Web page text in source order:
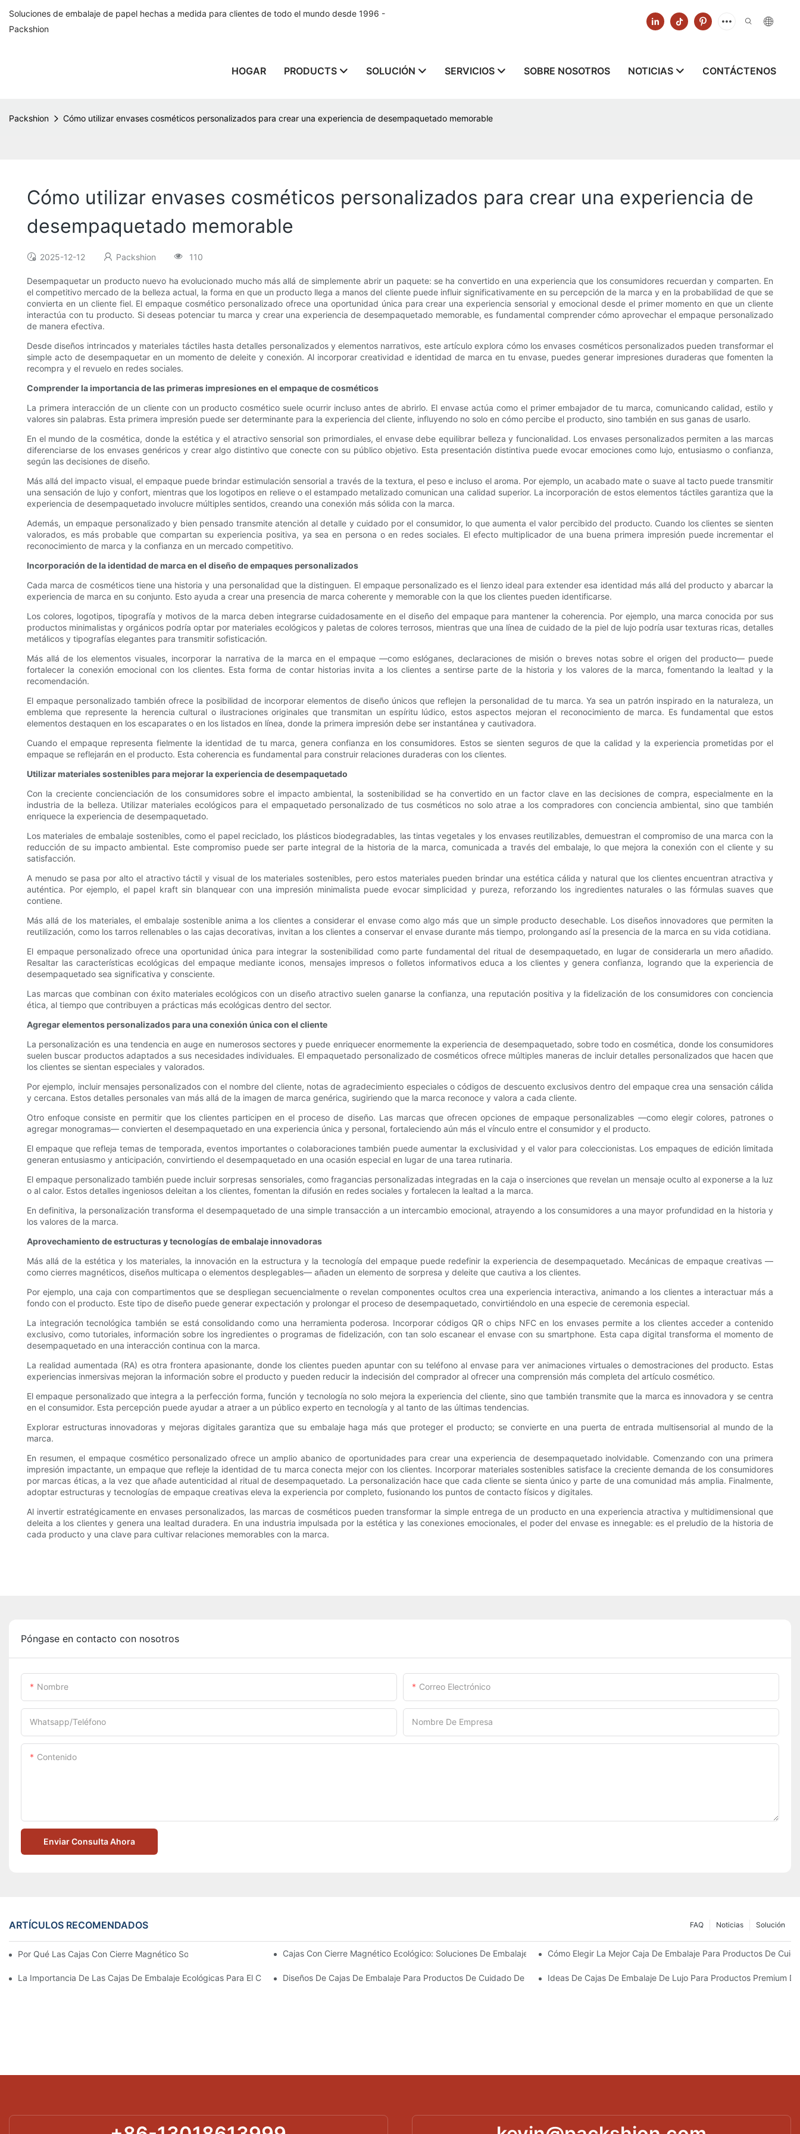
Soluciones de embalaje de papel hechas a medida para clientes de todo el mundo desde 1996 -
Packshion
HOGAR PRODUCTS SOLUCIÓN SERVICIOS SOBRE NOSOTROS NOTICIAS CONTÁCTENOS
Packshion Cómo utilizar envases cosméticos personalizados para crear una experiencia de desempaquetado memorable
Cómo utilizar envases cosméticos personalizados para crear una experiencia de
desempaquetado memorable
2025-12-12 Packshion 110
Desempaquetar un producto nuevo ha evolucionado mucho más allá de simplemente abrir un paquete: se ha convertido en una experiencia que los consumidores recuerdan y comparten. En
el competitivo mercado de la belleza actual, la forma en que un producto llega a manos del cliente puede influir significativamente en su percepción de la marca y en la probabilidad de que se
convierta en un cliente fiel. El empaque cosmético personalizado ofrece una oportunidad única para crear una experiencia sensorial y emocional desde el primer momento en que un cliente
interactúa con tu producto. Si deseas potenciar tu marca y crear una experiencia de desempaquetado memorable, es fundamental comprender cómo aprovechar el empaque personalizado
de manera efectiva.
Desde diseños intrincados y materiales táctiles hasta detalles personalizados y elementos narrativos, este artículo explora cómo los envases cosméticos personalizados pueden transformar el
simple acto de desempaquetar en un momento de deleite y conexión. Al incorporar creatividad e identidad de marca en tu envase, puedes generar impresiones duraderas que fomenten la
recompra y el revuelo en redes sociales.
Comprender la importancia de las primeras impresiones en el empaque de cosméticos
La primera interacción de un cliente con un producto cosmético suele ocurrir incluso antes de abrirlo. El envase actúa como el primer embajador de tu marca, comunicando calidad, estilo y
valores sin palabras. Esta primera impresión puede ser determinante para la experiencia del cliente, influyendo no solo en cómo percibe el producto, sino también en sus ganas de usarlo.
En el mundo de la cosmética, donde la estética y el atractivo sensorial son primordiales, el envase debe equilibrar belleza y funcionalidad. Los envases personalizados permiten a las marcas
diferenciarse de los envases genéricos y crear algo distintivo que conecte con su público objetivo. Esta presentación distintiva puede evocar emociones como lujo, entusiasmo o confianza,
según las decisiones de diseño.
Más allá del impacto visual, el empaque puede brindar estimulación sensorial a través de la textura, el peso e incluso el aroma. Por ejemplo, un acabado mate o suave al tacto puede transmitir
una sensación de lujo y confort, mientras que los logotipos en relieve o el estampado metalizado comunican una calidad superior. La incorporación de estos elementos táctiles garantiza que la
experiencia de desempaquetado involucre múltiples sentidos, creando una conexión más sólida con la marca.
Además, un empaque personalizado y bien pensado transmite atención al detalle y cuidado por el consumidor, lo que aumenta el valor percibido del producto. Cuando los clientes se sienten
valorados, es más probable que compartan su experiencia positiva, ya sea en persona o en redes sociales. El efecto multiplicador de una buena primera impresión puede incrementar el
reconocimiento de marca y la confianza en un mercado competitivo.
Incorporación de la identidad de marca en el diseño de empaques personalizados
Cada marca de cosméticos tiene una historia y una personalidad que la distinguen. El empaque personalizado es el lienzo ideal para extender esa identidad más allá del producto y abarcar la
experiencia de marca en su conjunto. Esto ayuda a crear una presencia de marca coherente y memorable con la que los clientes pueden identificarse.
Los colores, logotipos, tipografía y motivos de la marca deben integrarse cuidadosamente en el diseño del empaque para mantener la coherencia. Por ejemplo, una marca conocida por sus
productos minimalistas y orgánicos podría optar por materiales ecológicos y paletas de colores terrosos, mientras que una línea de cuidado de la piel de lujo podría usar texturas ricas, detalles
metálicos y tipografías elegantes para transmitir sofisticación.
Más allá de los elementos visuales, incorporar la narrativa de la marca en el empaque —como eslóganes, declaraciones de misión o breves notas sobre el origen del producto— puede
fortalecer la conexión emocional con los clientes. Esta forma de contar historias invita a los clientes a sentirse parte de la historia y los valores de la marca, fomentando la lealtad y la
recomendación.
El empaque personalizado también ofrece la posibilidad de incorporar elementos de diseño únicos que reflejen la personalidad de tu marca. Ya sea un patrón inspirado en la naturaleza, un
emblema que represente la herencia cultural o ilustraciones originales que transmitan un espíritu lúdico, estos aspectos mejoran el reconocimiento de marca. Es fundamental que estos
elementos destaquen en los escaparates o en los listados en línea, donde la primera impresión debe ser instantánea y cautivadora.
Cuando el empaque representa fielmente la identidad de tu marca, genera confianza en los consumidores. Estos se sienten seguros de que la calidad y la experiencia prometidas por el
empaque se reflejarán en el producto. Esta coherencia es fundamental para construir relaciones duraderas con los clientes.
Utilizar materiales sostenibles para mejorar la experiencia de desempaquetado
Con la creciente concienciación de los consumidores sobre el impacto ambiental, la sostenibilidad se ha convertido en un factor clave en las decisiones de compra, especialmente en la
industria de la belleza. Utilizar materiales ecológicos para el empaquetado personalizado de tus cosméticos no solo atrae a los compradores con conciencia ambiental, sino que también
enriquece la experiencia de desempaquetado.
Los materiales de embalaje sostenibles, como el papel reciclado, los plásticos biodegradables, las tintas vegetales y los envases reutilizables, demuestran el compromiso de una marca con la
reducción de su impacto ambiental. Este compromiso puede ser parte integral de la historia de la marca, comunicada a través del embalaje, lo que mejora la conexión con el cliente y su
satisfacción.
A menudo se pasa por alto el atractivo táctil y visual de los materiales sostenibles, pero estos materiales pueden brindar una estética cálida y natural que los clientes encuentran atractiva y
auténtica. Por ejemplo, el papel kraft sin blanquear con una impresión minimalista puede evocar simplicidad y pureza, reforzando los ingredientes naturales o las fórmulas suaves que
contiene.
Más allá de los materiales, el embalaje sostenible anima a los clientes a considerar el envase como algo más que un simple producto desechable. Los diseños innovadores que permiten la
reutilización, como los tarros rellenables o las cajas decorativas, invitan a los clientes a conservar el envase durante más tiempo, prolongando así la presencia de la marca en su vida cotidiana.
El empaque personalizado ofrece una oportunidad única para integrar la sostenibilidad como parte fundamental del ritual de desempaquetado, en lugar de considerarla un mero añadido.
Resaltar las características ecológicas del empaque mediante iconos, mensajes impresos o folletos informativos educa a los clientes y genera confianza, logrando que la experiencia de
desempaquetado sea significativa y consciente.
Las marcas que combinan con éxito materiales ecológicos con un diseño atractivo suelen ganarse la confianza, una reputación positiva y la fidelización de los consumidores con conciencia
ética, al tiempo que contribuyen a prácticas más ecológicas dentro del sector.
Agregar elementos personalizados para una conexión única con el cliente
La personalización es una tendencia en auge en numerosos sectores y puede enriquecer enormemente la experiencia de desempaquetado, sobre todo en cosmética, donde los consumidores
suelen buscar productos adaptados a sus necesidades individuales. El empaquetado personalizado de cosméticos ofrece múltiples maneras de incluir detalles personalizados que hacen que
los clientes se sientan especiales y valorados.
Por ejemplo, incluir mensajes personalizados con el nombre del cliente, notas de agradecimiento especiales o códigos de descuento exclusivos dentro del empaque crea una sensación cálida
y cercana. Estos detalles personales van más allá de la imagen de marca genérica, sugiriendo que la marca reconoce y valora a cada cliente.
Otro enfoque consiste en permitir que los clientes participen en el proceso de diseño. Las marcas que ofrecen opciones de empaque personalizables —como elegir colores, patrones o
agregar monogramas— convierten el desempaquetado en una experiencia única y personal, fortaleciendo aún más el vínculo entre el consumidor y el producto.
El empaque que refleja temas de temporada, eventos importantes o colaboraciones también puede aumentar la exclusividad y el valor para coleccionistas. Los empaques de edición limitada
generan entusiasmo y anticipación, convirtiendo el desempaquetado en una ocasión especial en lugar de una tarea rutinaria.
El empaque personalizado también puede incluir sorpresas sensoriales, como fragancias personalizadas integradas en la caja o inserciones que revelan un mensaje oculto al exponerse a la luz
o al calor. Estos detalles ingeniosos deleitan a los clientes, fomentan la difusión en redes sociales y fortalecen la lealtad a la marca.
En definitiva, la personalización transforma el desempaquetado de una simple transacción a un intercambio emocional, atrayendo a los consumidores a una mayor profundidad en la historia y
los valores de la marca.
Aprovechamiento de estructuras y tecnologías de embalaje innovadoras
Más allá de la estética y los materiales, la innovación en la estructura y la tecnología del empaque puede redefinir la experiencia de desempaquetado. Mecánicas de empaque creativas —
como cierres magnéticos, diseños multicapa o elementos desplegables— añaden un elemento de sorpresa y deleite que cautiva a los clientes.
Por ejemplo, una caja con compartimentos que se despliegan secuencialmente o revelan componentes ocultos crea una experiencia interactiva, animando a los clientes a interactuar más a
fondo con el producto. Este tipo de diseño puede generar expectación y prolongar el proceso de desempaquetado, convirtiéndolo en una especie de ceremonia especial.
La integración tecnológica también se está consolidando como una herramienta poderosa. Incorporar códigos QR o chips NFC en los envases permite a los clientes acceder a contenido
exclusivo, como tutoriales, información sobre los ingredientes o programas de fidelización, con tan solo escanear el envase con su smartphone. Esta capa digital transforma el momento de
desempaquetado en una interacción continua con la marca.
La realidad aumentada (RA) es otra frontera apasionante, donde los clientes pueden apuntar con su teléfono al envase para ver animaciones virtuales o demostraciones del producto. Estas
experiencias inmersivas mejoran la información sobre el producto y pueden reducir la indecisión del comprador al ofrecer una comprensión más completa del artículo cosmético.
El empaque personalizado que integra a la perfección forma, función y tecnología no solo mejora la experiencia del cliente, sino que también transmite que la marca es innovadora y se centra
en el consumidor. Esta percepción puede ayudar a atraer a un público experto en tecnología y al tanto de las últimas tendencias.
Explorar estructuras innovadoras y mejoras digitales garantiza que su embalaje haga más que proteger el producto; se convierte en una puerta de entrada multisensorial al mundo de la
marca.
En resumen, el empaque cosmético personalizado ofrece un amplio abanico de oportunidades para crear una experiencia de desempaquetado inolvidable. Comenzando con una primera
impresión impactante, un empaque que refleje la identidad de tu marca conecta mejor con los clientes. Incorporar materiales sostenibles satisface la creciente demanda de los consumidores
por marcas éticas, a la vez que añade autenticidad al ritual de desempaquetado. La personalización hace que cada cliente se sienta único y parte de una comunidad más amplia. Finalmente,
adoptar estructuras y tecnologías de empaque creativas eleva la experiencia por completo, fusionando los puntos de contacto físicos y digitales.
Al invertir estratégicamente en envases personalizados, las marcas de cosméticos pueden transformar la simple entrega de un producto en una experiencia atractiva y multidimensional que
deleita a los clientes y genera una lealtad duradera. En una industria impulsada por la estética y las conexiones emocionales, el poder del envase es innegable: es el preludio de la historia de
cada producto y una clave para cultivar relaciones memorables con la marca.
Póngase en contacto con nosotros
Nombre Correo Electrónico
Whatsapp/Teléfono Nombre De Empresa
Contenido
Enviar Consulta Ahora
ARTÍCULOS RECOMENDADOS Solución
Noticias
FAQ
Por Qué Las Cajas Con Cierre Magnético Son La Mejor Opción Para Un Embalaje PremiumCajas Con Cierre Magnético Ecológico: Soluciones De Embalaje SosteniblesCómo Elegir La Mejor Caja De Embalaje Para Productos De
La Importancia De Las Cajas De Embalaje Ecológicas Para El Cuidado De La PielDiseños De Cajas De Embalaje Para Productos De Cuidado De La Piel Personalizados Que Fomentan La Fidelidad A La Marca
Ideas De Cajas De Embalaje De Lujo Para Productos Premium